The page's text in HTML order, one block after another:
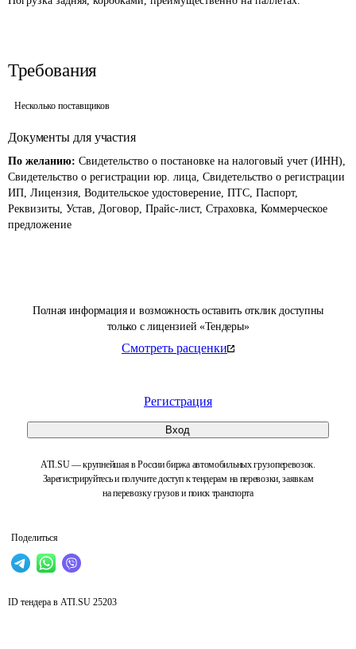
Полная информация и возможность оставить отклик доступны
только с лицензией «Тендеры»
Смотреть расценки
Регистрация
Вход
ATI.SU — крупнейшая в России биржа автомобильных грузоперевозок.
Зарегистрируйтесь и получите доступ к тендерам на перевозки, заявкам
на перевозку грузов и поиск транспорта
Поделиться
Требования
Несколько поставщиков
Документы для участия
По желанию: Свидетельство о постановке на налоговый учет (ИНН),
Свидетельство о регистрации юр. лица, Свидетельство о регистрации
ИП, Лицензия, Водительское удостоверение, ПТС, Паспорт,
Реквизиты, Устав, Договор, Прайс-лист, Страховка, Коммерческое
предложение
ID тендера в ATI.SU 25203